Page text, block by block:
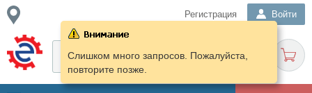
Регистрация Войти
Слишком много запросов. Пожалуйста,
повторите позже.